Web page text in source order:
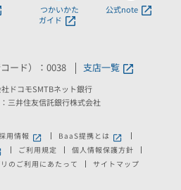
つかいかた
ガイド
公式note
ード）：0038 支店一覧
ドコモSMTBネット銀行
三井住友信託銀行株式会社
ィンドウで開きます。
用情報 新しいウィンドウで開きます。
BaaS提携とは 新しいウィンドウ
きます。
いウィンドウで開きます。
ご利用規定
個人情報保護方針
のご利用にあたって サイトマップ